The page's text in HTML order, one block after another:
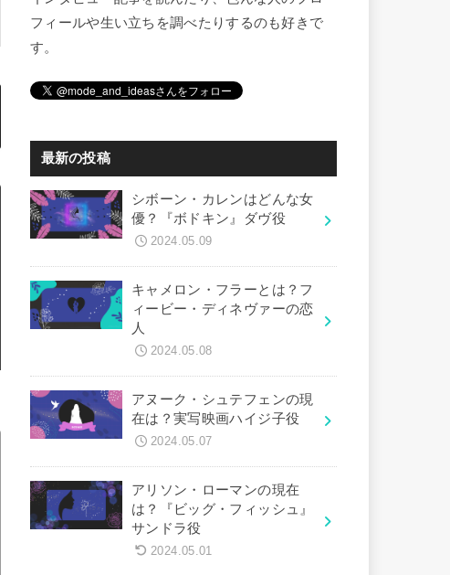
フィールや生い立ちを調べたりするのも好きで
す。
最新の投稿
シボーン・カレンはどんな女
優？『ボドキン』ダヴ役
2024.05.09
キャメロン・フラーとは？フ
ィービー・ディネヴァーの恋
人
2024.05.08
アヌーク・シュテフェンの現
在は？実写映画ハイジ子役
2024.05.07
アリソン・ローマンの現在
は？『ビッグ・フィッシュ』
サンドラ役
2024.05.01